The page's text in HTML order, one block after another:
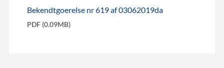
Bekendtgoerelse nr 619 af 03062019da
PDF (0.09MB)